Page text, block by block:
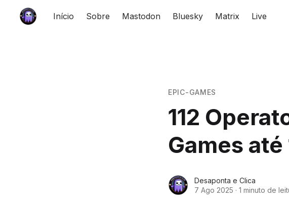
Início Sobre Mastodon Bluesky Matrix Live
EPIC-GAMES
112
Games
Desaponta e Clica
7 Ago 2025 · 1 minuto de